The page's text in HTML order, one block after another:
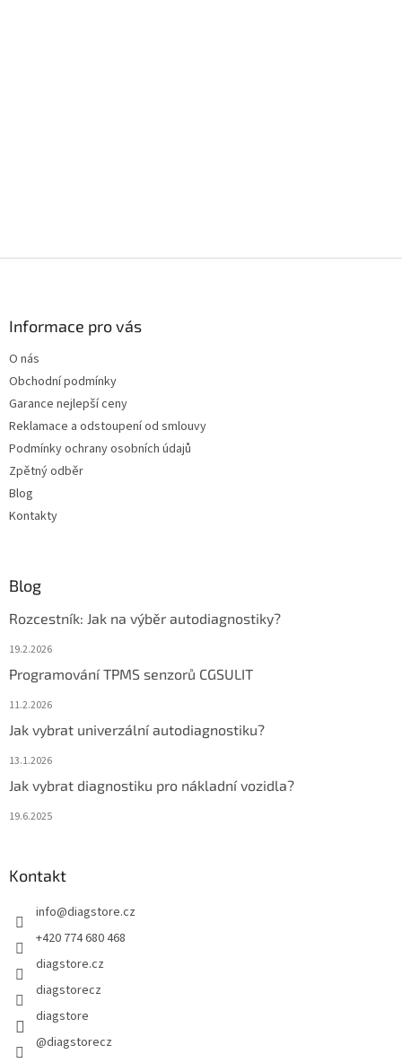
Informace pro vás
O nás
Obchodní podmínky
Garance nejlepší ceny
Reklamace a odstoupení od smlouvy
Podmínky ochrany osobních údajů
Zpětný odběr
Blog
Kontakty
Blog
Rozcestník: Jak na výběr autodiagnostiky?
19.2.2026
Programování TPMS senzorů CGSULIT
11.2.2026
Jak vybrat univerzální autodiagnostiku?
13.1.2026
Jak vybrat diagnostiku pro nákladní vozidla?
19.6.2025
Kontakt
info@diagstore.cz
+420 774 680 468
diagstore.cz
diagstorecz
diagstore
@diagstorecz